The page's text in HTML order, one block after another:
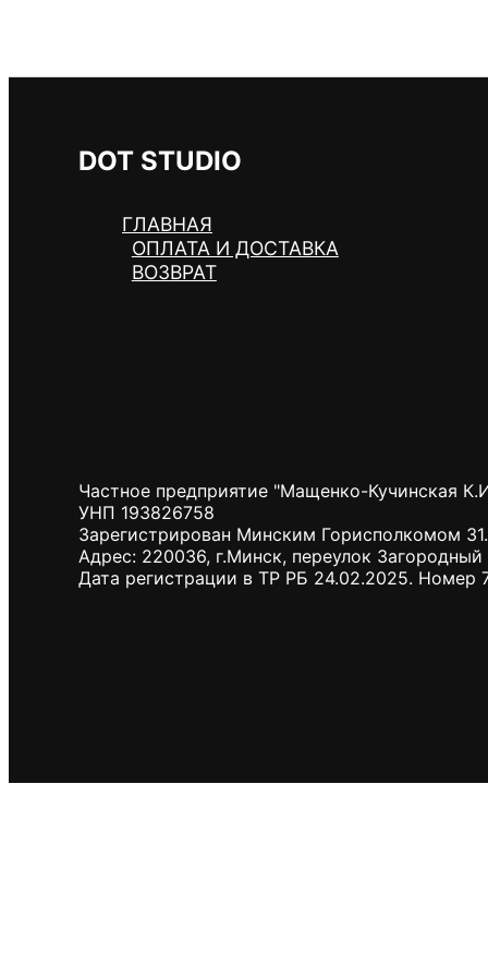
DOT STUDIO
ГЛАВНАЯ
ОПЛАТА И ДОСТАВКА
ВОЗВРАТ
Частное предприятие "Мащенко-Кучинская
УНП 193826758
Зарегистрирован Минским Горисполкомом
Адрес: 220036, г.Минск, переулок
Дата регистрации в ТР РБ 24.02.2025. Номер